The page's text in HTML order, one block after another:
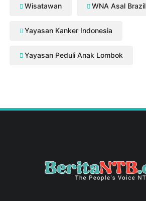
Wisatawan WNA Asal Brazil
Yayasan Kanker Indonesia
Yayasan Peduli Anak Lombok